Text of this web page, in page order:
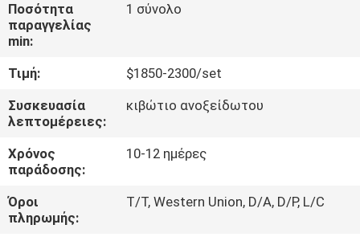
ΈΛΕΓΧΟΣ
ΠΟΙΌΤΗΤΑΣ
ΕΠΙΚΟΙΝΩΝΉΣΤΕ
ΜΑΖΊ
ΜΑΣ
ΜΠΛΟΓΚ
Ποσότητα
παραγγελίας
min:
1 σύνολο
Τιμή:
$1850-2300/set
Συσκευασία
λεπτομέρειες:
κιβώτιο ανοξείδωτου
Χρόνος
παράδοσης:
10-12 ημέρες
Όροι
πληρωμής:
T/T, Western Union, D/A, D/P, L/C